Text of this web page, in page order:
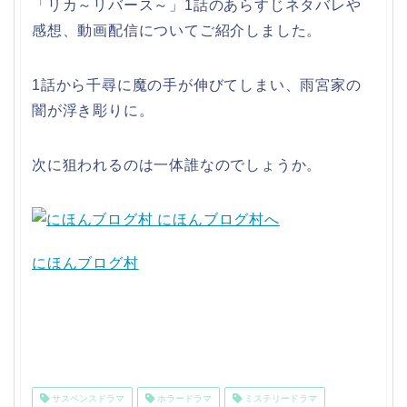
「リカ～リバース～」1話のあらすじネタバレや
感想、動画配信についてご紹介しました。
1話から千尋に魔の手が伸びてしまい、雨宮家の
闇が浮き彫りに。
次に狙われるのは一体誰なのでしょうか。
にほんブログ村
サスペンスドラマ ホラードラマ ミステリードラマ